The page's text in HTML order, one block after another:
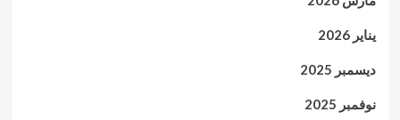
يناير 2026
ديسمبر 2025
نوفمبر 2025